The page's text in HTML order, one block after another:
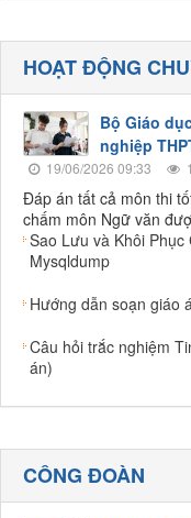
HOẠT ĐỘNG
Bộ Giáo
nghiệp
19/06/2026 09:33
Đáp án tất cả môn thi
chấm môn Ngữ văn
Sao Lưu và Khôi
Mysqldump
Hướng dẫn soạn giáo
Câu hỏi trắc nghiệm
án)
CÔNG ĐOÀN